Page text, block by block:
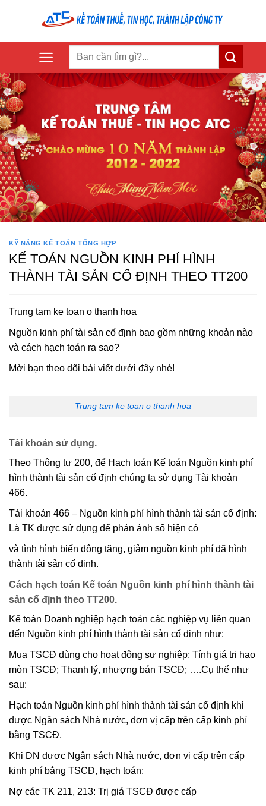
KỸ NĂNG KẾ TOÁN TỔNG HỢP
KẾ TOÁN NGUỒN KINH PHÍ HÌNH
THÀNH TÀI SẢN CỐ ĐỊNH THEO TT200
Trung tam ke toan o thanh hoa
Nguồn kinh phí tài sản cố định bao gồm những khoản nào
và cách hạch toán ra sao?
Mời bạn theo dõi bài viết dưới đây nhé!
Trung tam ke toan o thanh hoa
Tài khoản sử dụng.
Theo Thông tư 200, để Hạch toán Kế toán Nguồn kinh phí
hình thành tài sản cố định chúng ta sử dụng Tài khoản
466.
Tài khoản 466 – Nguồn kinh phí hình thành tài sản cố định:
Là TK được sử dụng để phản ánh số hiện có
và tình hình biến động tăng, giảm nguồn kinh phí đã hình
thành tài sản cố định.
Cách hạch toán Kế toán Nguồn kinh phí hình thành tài
sản cố định theo TT200.
Kế toán Doanh nghiệp hạch toán các nghiệp vụ liên quan
đến Nguồn kinh phí hình thành tài sản cố định như:
Mua TSCĐ dùng cho hoạt động sự nghiệp; Tính giá trị hao
mòn TSCĐ; Thanh lý, nhượng bán TSCĐ; ….Cụ thể như
sau:
Hạch toán Nguồn kinh phí hình thành tài sản cố định khi
được Ngân sách Nhà nước, đơn vị cấp trên cấp kinh phí
bằng TSCĐ.
Khi DN được Ngân sách Nhà nước, đơn vị cấp trên cấp
kinh phí bằng TSCĐ, hạch toán:
Nợ các TK 211, 213: Trị giá TSCĐ được cấp